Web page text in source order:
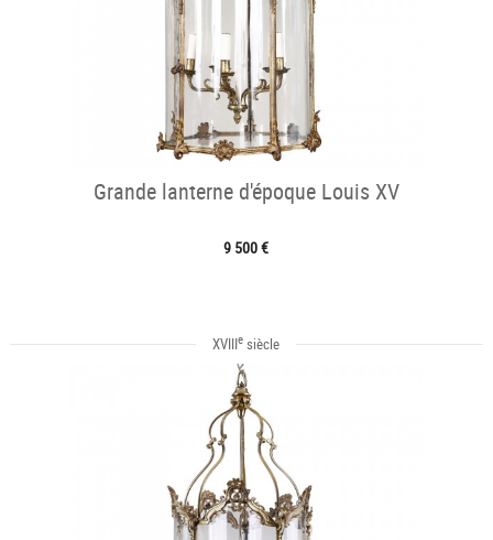
Grande lanterne d'époque Louis XV
9 500 €
XVIIIe siècle